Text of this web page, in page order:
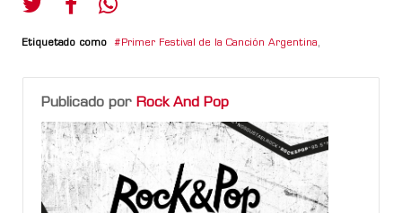
Etiquetado como Primer Festival de la Canción Argentina,
Publicado por Rock And Pop